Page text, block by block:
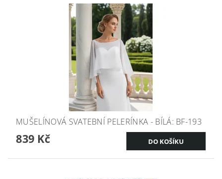
MUŠELÍNOVÁ SVATEBNÍ PELERÍNKA - BÍLÁ: BF-193
839 Kč